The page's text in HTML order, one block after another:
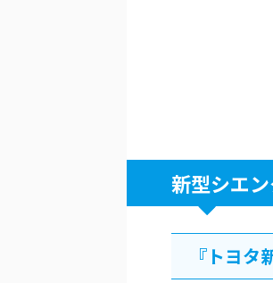
新型シエ
『トヨ